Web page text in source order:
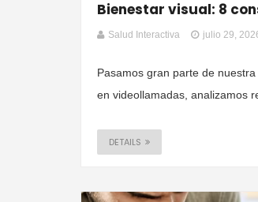
Bienestar visual: 8
Salud Interactiva julio 29,
Pasamos gran parte de
en videollamadas, analizamos
DETAILS